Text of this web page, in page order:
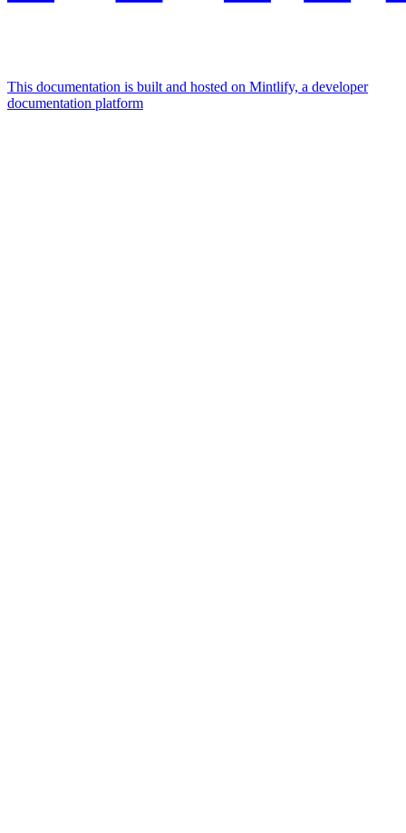
This documentation is built and hosted on Mintlify, a developer
documentation platform